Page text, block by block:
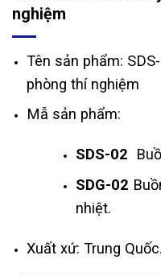
nghiệm
Tên sản phẩm:
phòng thí nghiệm
Mẫ sản phẩm:
SDS-02
SDG-02
nhiệt.
Xuất xứ: Trung Quốc.